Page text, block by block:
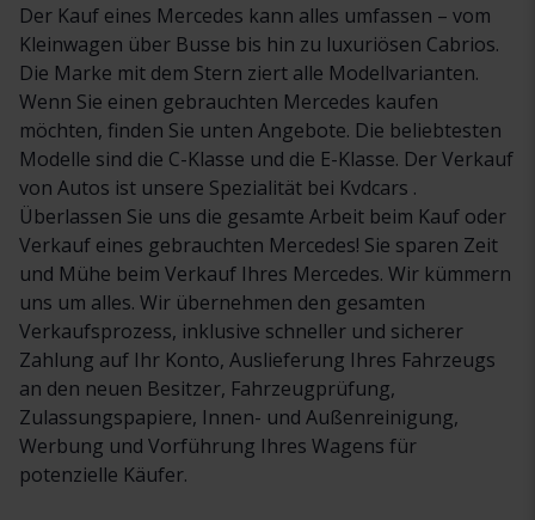
Der Kauf eines Mercedes kann alles umfassen – vom
Kleinwagen über Busse bis hin zu luxuriösen Cabrios.
Die Marke mit dem Stern ziert alle Modellvarianten.
Wenn Sie einen gebrauchten Mercedes kaufen
möchten, finden Sie unten Angebote. Die beliebtesten
Modelle sind die C-Klasse und die E-Klasse. Der Verkauf
von Autos ist unsere Spezialität bei Kvdcars .
Überlassen Sie uns die gesamte Arbeit beim Kauf oder
Verkauf eines gebrauchten Mercedes! Sie sparen Zeit
und Mühe beim Verkauf Ihres Mercedes. Wir kümmern
uns um alles. Wir übernehmen den gesamten
Verkaufsprozess, inklusive schneller und sicherer
Zahlung auf Ihr Konto, Auslieferung Ihres Fahrzeugs
an den neuen Besitzer, Fahrzeugprüfung,
Zulassungspapiere, Innen- und Außenreinigung,
Werbung und Vorführung Ihres Wagens für
potenzielle Käufer.